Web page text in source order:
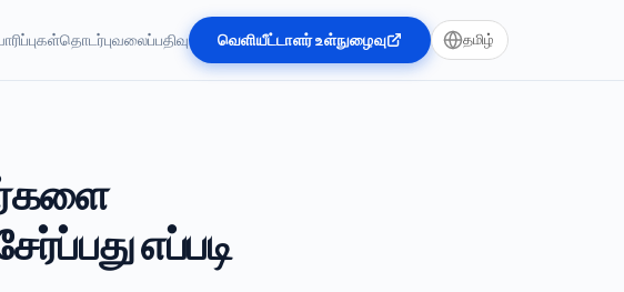
தொடர்புவலைப்பதிவு வெளியீட்டாளர் உள்நுழைவு தமிழ்
எப்படி